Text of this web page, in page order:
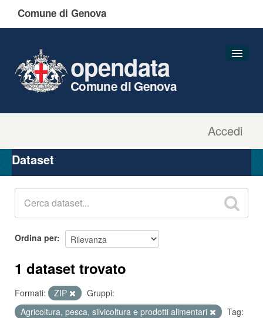
Comune di Genova
Accedi
opendata
Comune di Genova
Organizzazioni
Gruppi
Dataset
Ordina per
1 dataset trovato
Formati: ZIP
Gruppi:
Agricoltura, pesca, silvicoltura e prodotti alimentari
Tag: